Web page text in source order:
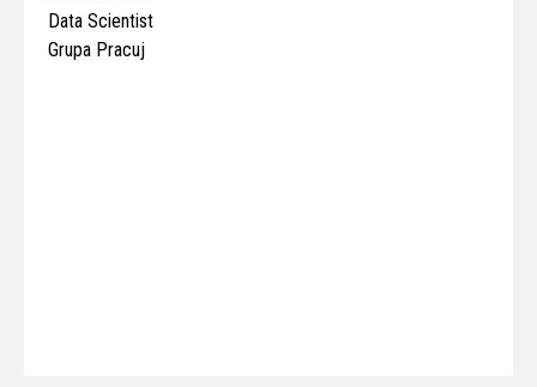
Data Scientist
Grupa Pracuj